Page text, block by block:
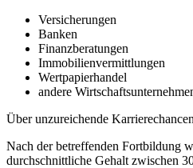
Versicherungen
Banken
Finanzberatungen
Immobilienvermittlungen
Wertpapierhandel
andere
Über unzureichende
Nach der betreffenden Fortbildung
durchschnittliche Gehalt zwischen